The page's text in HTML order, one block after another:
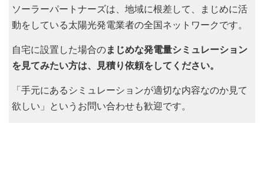
ソーラーパートナーズは、地域に根差して、まじめに活
動をしている太陽光発電業者の全国ネットワークです。
自宅に設置した場合のまじめな発電量シミュレーション
を見てみたい方は、見積り依頼をしてください。
「手元にあるシミュレーションが適切な内容なのか見て
欲しい」というお問い合わせも歓迎です。